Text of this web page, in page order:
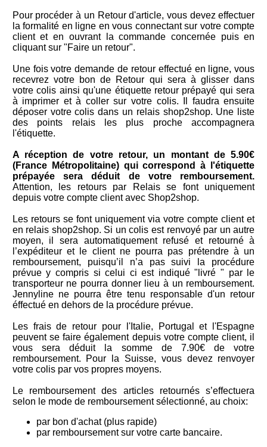
Pour procéder à un Retour d'article, vous devez effectuer
la formalité en ligne en vous connectant sur votre compte
client et en ouvrant la commande concernée puis en
cliquant sur "Faire un retour".
Une fois votre demande de retour effectué en ligne, vous
recevrez votre bon de Retour qui sera à glisser dans
votre colis ainsi qu'une étiquette retour prépayé qui sera
à imprimer et à coller sur votre colis. Il faudra ensuite
déposer votre colis dans un relais shop2shop. Une liste
des points relais les plus proche accompagnera
l'étiquette.
A réception de votre retour, un montant de 5.90€
(France Métropolitaine) qui correspond à l'étiquette
prépayée sera déduit de votre remboursement.
Attention, les retours par Relais se font uniquement
depuis votre compte client avec Shop2shop.
Les retours se font uniquement via votre compte client et
en relais shop2shop. Si un colis est renvoyé par un autre
moyen, il sera automatiquement refusé et retourné à
l’expéditeur et le client ne pourra pas prétendre à un
remboursement, puisqu’il n’a pas suivi la procédure
prévue y compris si celui ci est indiqué "livré " par le
transporteur ne pourra donner lieu à un remboursement.
Jennyline ne pourra être tenu responsable d'un retour
éffectué en dehors de la procédure prévue.
Les frais de retour pour l'Italie, Portugal et l'Espagne
peuvent se faire également depuis votre compte client, il
vous sera déduit la somme de 7.90€ de votre
remboursement. Pour la Suisse, vous devez renvoyer
votre colis par vos propres moyens.
Le remboursement des articles retournés s’effectuera
selon le mode de remboursement sélectionné, au choix:
par bon d'achat (plus rapide)
par remboursement sur votre carte bancaire.